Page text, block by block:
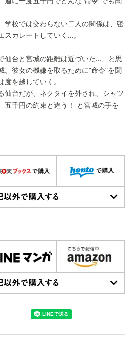
学校では交わらない二人の関係は、密
カレートしていく…。
仙台と宮城の距離は近づいた…、と思
。彼女の機嫌を取るために“命令”を聞
を越していく。
仙台だが、ネクタイを外され、シャツ
五千円の約束と違う！ と宮城の手を